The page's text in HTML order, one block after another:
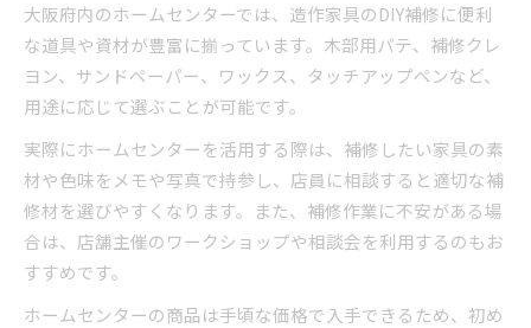
大阪府内のホームセンターでは、造作家具のDIY補修に便利
な道具や資材が豊富に揃っています。木部用パテ、補修クレ
ヨン、サンドペーパー、ワックス、タッチアップペンなど、
用途に応じて選ぶことが可能です。
実際にホームセンターを活用する際は、補修したい家具の素
材や色味をメモや写真で持参し、店員に相談すると適切な補
修材を選びやすくなります。また、補修作業に不安がある場
合は、店舗主催のワークショップや相談会を利用するのもお
すすめです。
ホームセンターの商品は手頃な価格で入手できるため、初め